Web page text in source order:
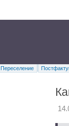
Переселение